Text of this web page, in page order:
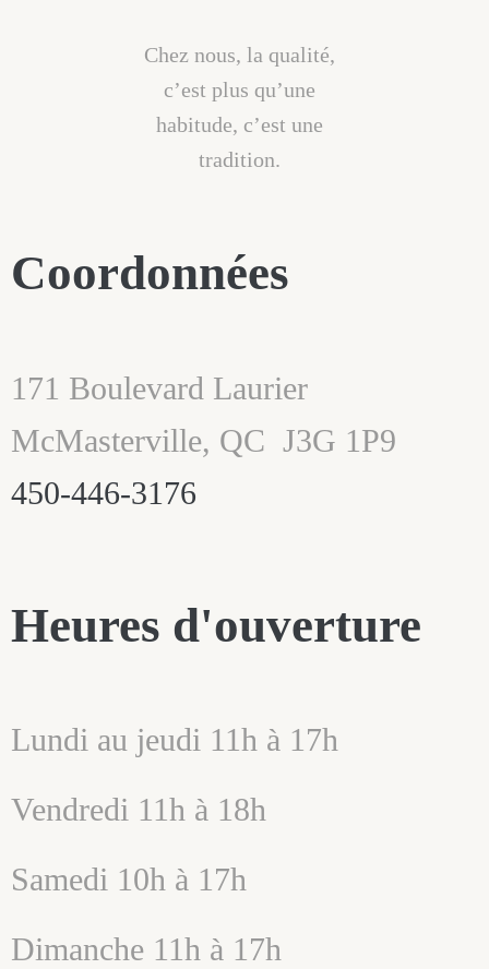
Chez nous, la qualité,
c’est plus qu’une
habitude, c’est une
tradition.
Coordonnées
171 Boulevard Laurier
McMasterville, QC J3G 1P9
450-446-3176
Heures d'ouverture
Lundi au jeudi 11h à 17h
Vendredi 11h à 18h
Samedi 10h à 17h
Dimanche 11h à 17h